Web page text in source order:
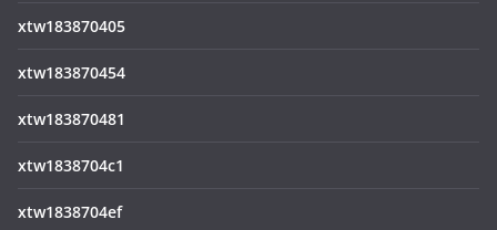
xtw183870405
xtw183870454
xtw183870481
xtw1838704c1
xtw1838704ef